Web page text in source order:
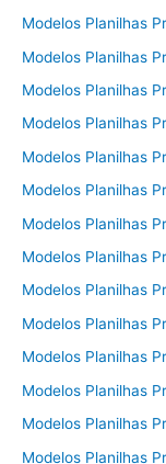
Modelos Planilhas
Modelos Planilhas
Modelos Planilhas
Modelos Planilhas
Modelos Planilhas
Modelos Planilhas
Modelos Planilhas
Modelos Planilhas
Modelos Planilhas
Modelos Planilhas
Modelos Planilhas
Modelos Planilhas
Modelos Planilhas
Modelos Planilhas